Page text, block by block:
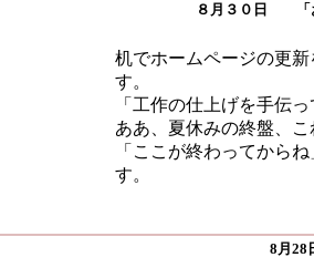
８月３０日 「
机でホームページの更
す。
「工作の仕上げを手伝
ああ、夏休みの終盤、
「ここが終わってから
す。
8月28